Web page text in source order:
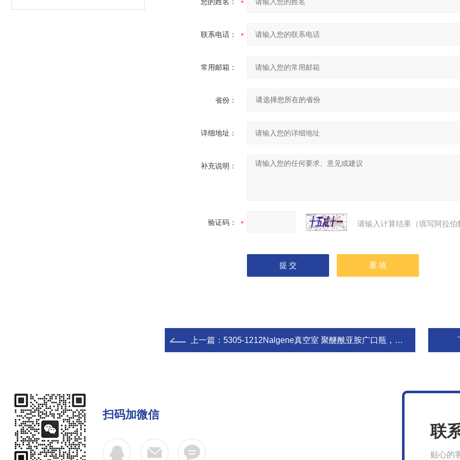
联系电话：
常用邮箱：
省份：
详细地址：
补充说明：
验证码： 请输入计算结果（填写阿拉
上一篇： 5305-1212Nalgene真空室 聚醚酰亚胺广口瓶，白色PC底盘
扫码加微信
联
贴心的